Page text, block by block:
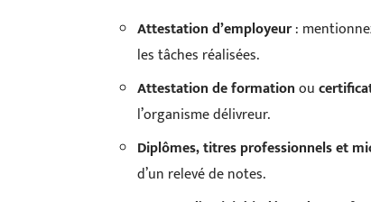
Attestation d’employeur:
les tâches réalisées.
Attestation de formationou
l’organisme délivreur.
Diplômes, titres professionnels et
d’un relevé de notes.